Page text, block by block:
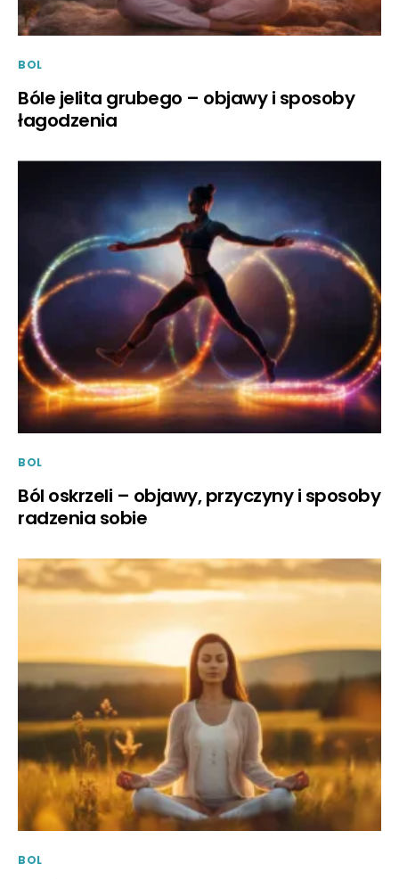
BOL
Bóle jelita grubego – objawy i sposoby
łagodzenia
BOL
Ból oskrzeli – objawy, przyczyny i sposoby
radzenia sobie
BOL